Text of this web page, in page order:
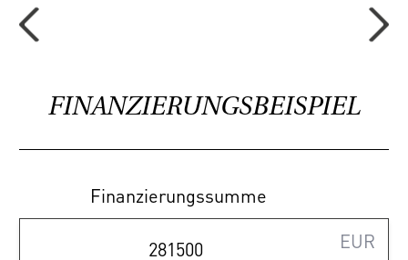
Die Infrastruktur überzeugt: der Autobus,
lediglich eine Minute zu Fuß entfernt, stellt
dar. Auch Einkaufs-, Bildungs- und
Freizeitmöglichkeiten sind in wenigen
Minuten erreichbar.
Alle Wohnungen werden schlüsselfertig
übergeben, d.h. alle Sanitäranlagen, Fliesen
und Parkettböden sind im Kaufpreis
FINANZIERUNGSBEISPIEL
Finanzierungssumme
EUR